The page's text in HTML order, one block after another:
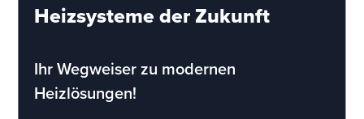
Heizsysteme der Zukunft
Ihr Wegweiser zu modernen
Heizlösungen!